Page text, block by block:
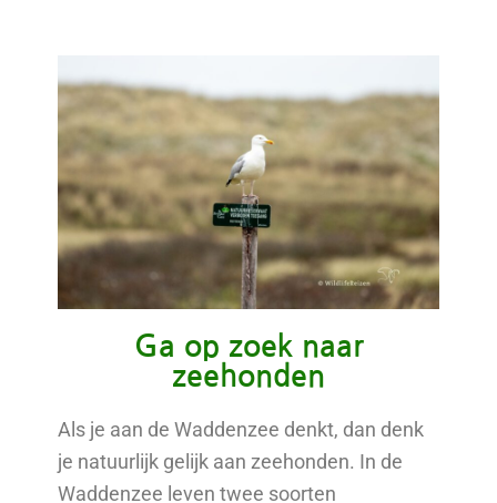
Ga op zoek naar
zeehonden
Als je aan de Waddenzee denkt, dan denk
je natuurlijk gelijk aan zeehonden. In de
Waddenzee leven twee soorten